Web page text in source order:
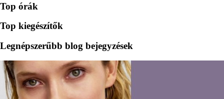
Top órák
Top kiegészítők
Legnépszerűbb blog bejegyzések